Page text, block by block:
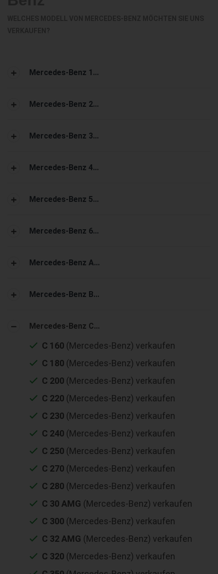
Mercedes-Benz 1...
Mercedes-Benz 2...
Mercedes-Benz 3...
Mercedes-Benz 4...
Mercedes-Benz 5...
Mercedes-Benz 6...
Mercedes-Benz A...
Mercedes-Benz B...
Mercedes-Benz C...
C 160 (Mercedes-Benz) verkaufen
C 180 (Mercedes-Benz) verkaufen
C 200 (Mercedes-Benz) verkaufen
C 220 (Mercedes-Benz) verkaufen
C 230 (Mercedes-Benz) verkaufen
C 240 (Mercedes-Benz) verkaufen
C 250 (Mercedes-Benz) verkaufen
C 270 (Mercedes-Benz) verkaufen
C 280 (Mercedes-Benz) verkaufen
C 30 AMG (Mercedes-Benz) verkaufen
C 300 (Mercedes-Benz) verkaufen
C 32 AMG (Mercedes-Benz) verkaufen
C 320 (Mercedes-Benz) verkaufen